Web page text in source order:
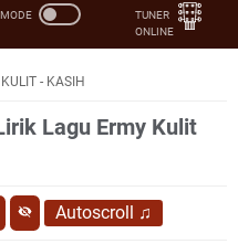
- KASIH
Lagu Ermy Kulit
Autoscroll ♫